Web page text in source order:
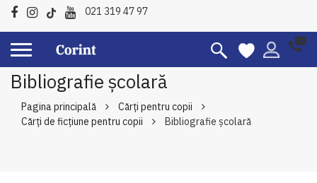
021 319 47 97
Bibliografie școlară
Pagina principală
Cărți pentru copii
Cărți de ficțiune pentru copii
Bibliografie școlară